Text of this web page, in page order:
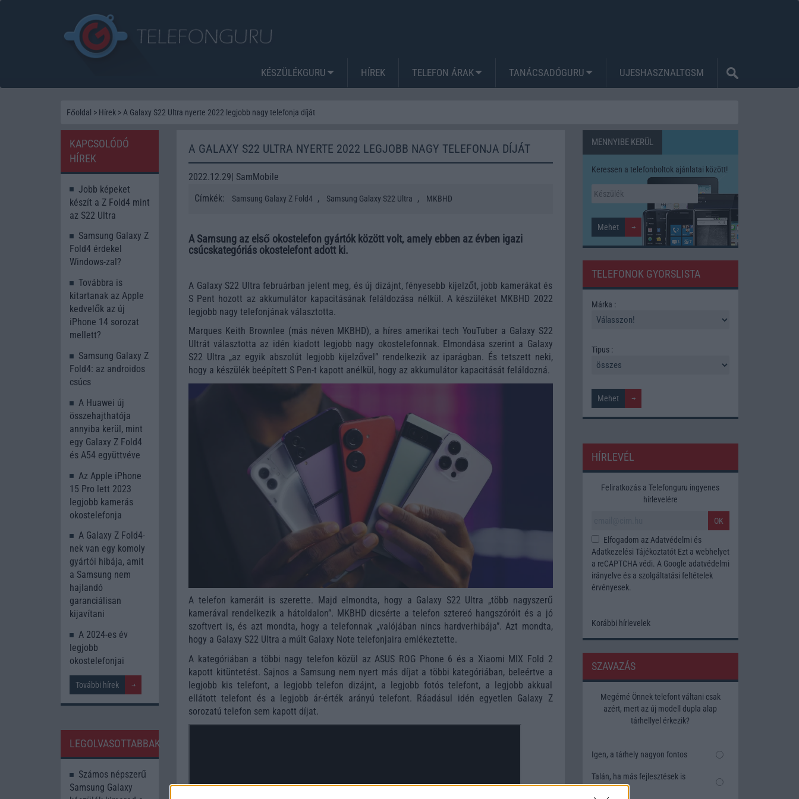
KÉSZÜLÉKGURU HÍREK TELEFON ÁRAK TANÁCSADÓGURU UJESHASZNALTGSM
Főoldal > Hírek > A Galaxy S22 Ultra nyerte 2022 legjobb nagy telefonja díját
A GALAXY S22 ULTRA NYERTE 2022 LEGJOBB NAGY TELEFONJA DÍJÁT
2022.12.29| SamMobile
Címkék:
Samsung Galaxy Z Fold4 , Samsung Galaxy S22 Ultra , MKBHD
A Samsung az első okostelefon gyártók között volt, amely ebben az évben igazi
csúcskategóriás okostelefont adott ki.
A Galaxy S22 Ultra februárban jelent meg, és új dizájnt, fényesebb kijelzőt, jobb kamerákat és
S Pent hozott az akkumulátor kapacitásának feláldozása nélkül. A készüléket MKBHD 2022
legjobb nagy telefonjának választotta.
Marques Keith Brownlee (más néven MKBHD), a híres amerikai tech YouTuber a Galaxy S22
Ultrát választotta az idén kiadott legjobb nagy okostelefonnak. Elmondása szerint a Galaxy
S22 Ultra „az egyik abszolút legjobb kijelzővel” rendelkezik az iparágban. És tetszett neki,
hogy a készülék beépített S Pen-t kapott anélkül, hogy az akkumulátor kapacitását feláldozná.
A telefon kameráit is szerette. Majd elmondta, hogy a Galaxy S22 Ultra „több nagyszerű
kamerával rendelkezik a hátoldalon”. MKBHD dicsérte a telefon sztereó hangszóróit és a jó
szoftvert is, és azt mondta, hogy a telefonnak „valójában nincs hardverhibája”. Azt mondta,
hogy a Galaxy S22 Ultra a múlt Galaxy Note telefonjaira emlékeztette.
A kategóriában a többi nagy telefon közül az ASUS ROG Phone 6 és a Xiaomi MIX Fold 2
kapott kitüntetést. Sajnos a Samsung nem nyert más díjat a többi kategóriában, beleértve a
legjobb kis telefont, a legjobb telefon dizájnt, a legjobb fotós telefont, a legjobb akkual
ellátott telefont és a legjobb ár-érték arányú telefont. Ráadásul idén egyetlen Galaxy Z
sorozatú telefon sem kapott díjat.
KAPCSOLÓDÓ
HÍREK
Jobb képeket
készít a Z Fold4 mint
az S22 Ultra
Samsung Galaxy Z
Fold4 érdekel
Windows-zal?
Továbbra is
kitartanak az Apple
kedvelők az új
iPhone 14 sorozat
mellett?
Samsung Galaxy Z
Fold4: az androidos
csúcs
A Huawei új
összehajthatója
annyiba kerül, mint
egy Galaxy Z Fold4
és A54 együttvéve
Az Apple iPhone
15 Pro lett 2023
legjobb kamerás
okostelefonja
A Galaxy Z Fold4-
nek van egy komoly
gyártói hibája, amit
a Samsung nem
hajlandó
garanciálisan
kijavítani
A 2024-es év
legjobb
okostelefonjai
További hírek
LEGOLVASOTTABBAK
Számos népszerű
Samsung Galaxy
MENNYIBE KERÜL
Keressen a telefonboltok ajánlatai között!
TELEFONOK GYORSLISTA
Márka :
Tipus :
HÍRLEVÉL
Feliratkozás a Telefonguru ingyenes
hírlevelére
OK
Elfogadom az Adatvédelmi és
Adatkezelési TájékoztatótEzt a webhelyet
a reCAPTCHA védi. A Google adatvédelmi
irányelve és a szolgáltatási feltételek
érvényesek.
Korábbi hírlevelek
SZAVAZÁS
Megérné Önnek telefont váltani csak
azért, mert az új modell dupla alap
tárhellyel érkezik?
Igen, a tárhely nagyon fontos
Talán, ha más fejlesztések is
vannak